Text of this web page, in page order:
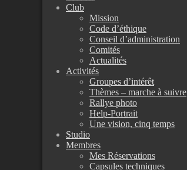
Club
Mission
Code d’éthique
Conseil d’administration
Comités
Actualités
Activités
Groupes d’intérêt
Thèmes – marche à suivre
Rallye photo
Help-Portrait
Une vision, cinq temps
Studio
Membres
Mes Réservations
Capsules techniques